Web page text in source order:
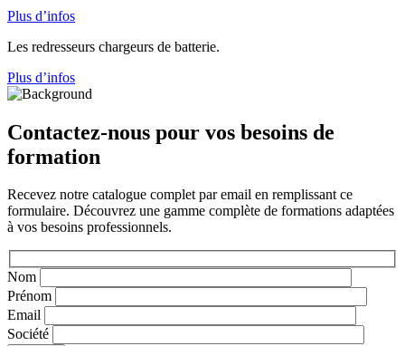
Plus d’infos
Les redresseurs chargeurs de batterie.
Plus d’infos
Contactez-nous pour vos besoins de
formation
Recevez notre catalogue complet par email en remplissant ce
formulaire. Découvrez une gamme complète de formations adaptées
à vos besoins professionnels.
Nom
Prénom
Email
Société